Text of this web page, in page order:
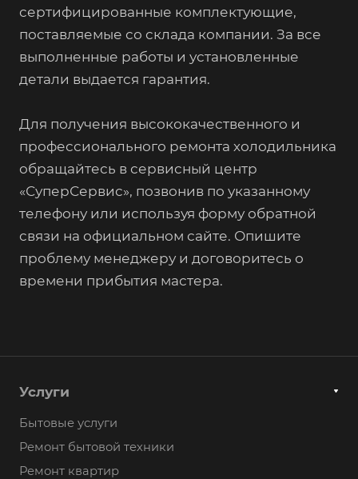
сертифицированные комплектующие,
поставляемые со склада компании. За все
выполненные работы и установленные
детали выдается гарантия.
Для получения высококачественного и
профессионального ремонта холодильника
обращайтесь в сервисный центр
«СуперСервис», позвонив по указанному
телефону или используя форму обратной
связи на официальном сайте. Опишите
проблему менеджеру и договоритесь о
времени прибытия мастера.
Услуги
Бытовые услуги
Ремонт бытовой техники
Ремонт квартир